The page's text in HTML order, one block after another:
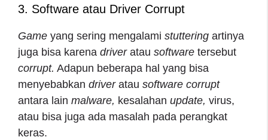
3. Software atau Driver Corrupt
Game yang sering mengalami stuttering artinya
juga bisa karena driver atau software tersebut
corrupt. Adapun beberapa hal yang bisa
menyebabkan driver atau software corrupt
antara lain malware, kesalahan update, virus,
atau bisa juga ada masalah pada perangkat
keras.